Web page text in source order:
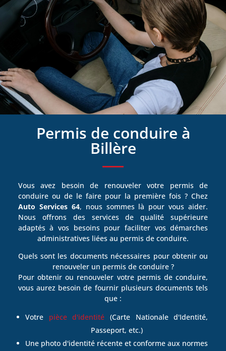
Permis de conduire à
Billère
Vous avez besoin de renouveler votre permis de
conduire ou de le faire pour la première fois ? Chez
Auto Services 64, nous sommes là pour vous aider.
Nous offrons des services de qualité supérieure
adaptés à vos besoins pour faciliter vos démarches
administratives liées au permis de conduire.
Quels sont les documents nécessaires pour obtenir ou
renouveler un permis de conduire ?
Pour obtenir ou renouveler votre permis de conduire,
vous aurez besoin de fournir plusieurs documents tels
que :
Votre pièce d'identité (Carte Nationale d'Identité,
Passeport, etc.)
Une photo d'identité récente et conforme aux normes